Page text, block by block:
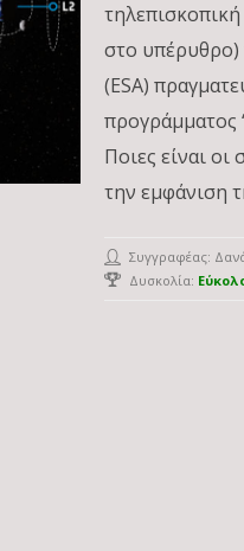
στο υπέρυθρο)
(ESA)
προγράμματος
Ποιες είναι
την εμφάνιση
Συγγραφέας:
Δυσκολία: